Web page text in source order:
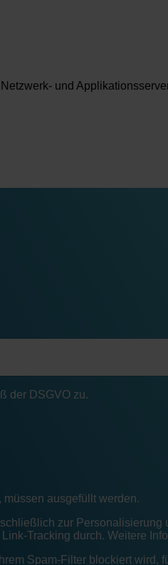
und
müssen ausgefüllt werden.
zur
Tracking durch. Weitere
Spam-Filter blockiert